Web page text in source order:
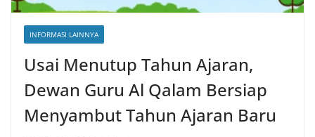
INFORMASI LAINNYA
Usai Menutup Tahun Ajaran,
Dewan Guru Al Qalam Bersiap
Menyambut Tahun Ajaran Baru